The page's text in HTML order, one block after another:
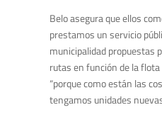
Belo asegura que ellos
prestamos un servicio
municipalidad propuestas
rutas en función de la
“porque como están las
tengamos unidades